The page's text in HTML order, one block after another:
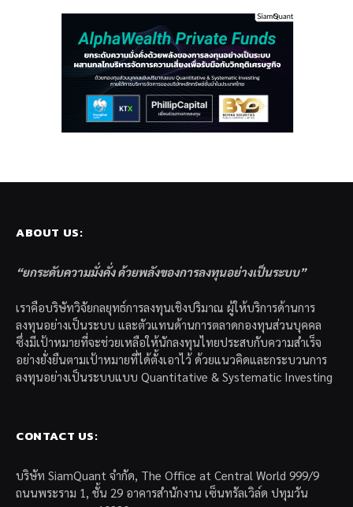
ABOUT US:
“ยกระดับความมั่งคั่ง ด้วยพลังของการลงทุนอย่างเป็นระบบ”
เราคือบริษัทวิจัยกลยุทธ์การลงทุนเชิงปริมาณ ผู้ให้บริการด้านการ
ลงทุนอย่างเป็นระบบ และตัวแทนด้านการตลาดกองทุนส่วนบุคคล
ซึ่งมีเป้าหมายที่จะช่วยเหลือให้นักลงทุนไทยประสบกับความสำเร็จ
อย่างยั่งยืนตามเป้าหมายที่ได้ตั้งเอาไว้ ด้วยแนวคิดและกระบวนการ
ลงทุนอย่างเป็นระบบแบบ Quantitative & Systematic Investing
CONTACT US:
บริษัท SiamQuant จำกัด, The Office at Central World 999/9
ถนนพระราม 1, ชั้น 29 อาคารสำนักงาน เซ็นทรัลเวิล์ด ปทุมวัน